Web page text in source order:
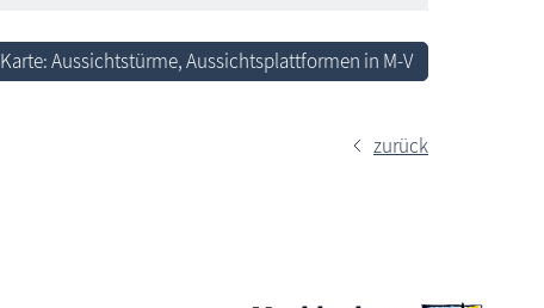
Karte: Aussichtstürme, Aussichtsplattformen in M-V
zurück